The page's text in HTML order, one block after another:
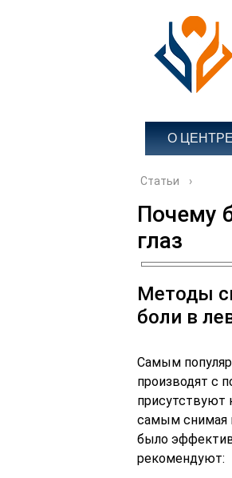
О ЦЕНТРЕ
Статьи ›
Почему
глаз
Методы
боли в
Самым
производят с
присутствуют
самым снимая
было
рекомендуют: